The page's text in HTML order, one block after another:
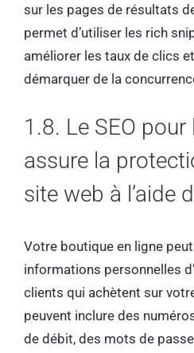
sur les pages de résultats
permet d’utiliser les rich
améliorer les taux de clics
démarquer de la
1.8. Le SEO
assure la
site web à l’aide
Votre boutique en ligne
informations personnelles
clients qui achètent sur
peuvent inclure des
de débit, des mots de